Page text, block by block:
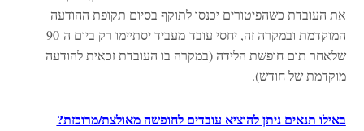
את העובדת כשהפיטורים יכנסו לתוקף בסיום תקופת ההודעה
המוקדמת ובמקרה זה, יחסי עובד-מעביד יסתיימו רק ביום ה-90
שלאחר תום חופשת הלידה (במקרה בו העובדת זכאית להודעה
מוקדמת של חודש).
באילו תנאים ניתן להוציא עובדים לחופשה מאולצת/מרוכזת?